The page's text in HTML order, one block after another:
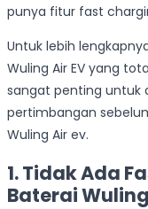
punya fitur fast
Untuk lebih
Wuling Air EV yang
sangat penting untuk
pertimbangan
Wuling Air ev.
1. Tidak Ada
Baterai